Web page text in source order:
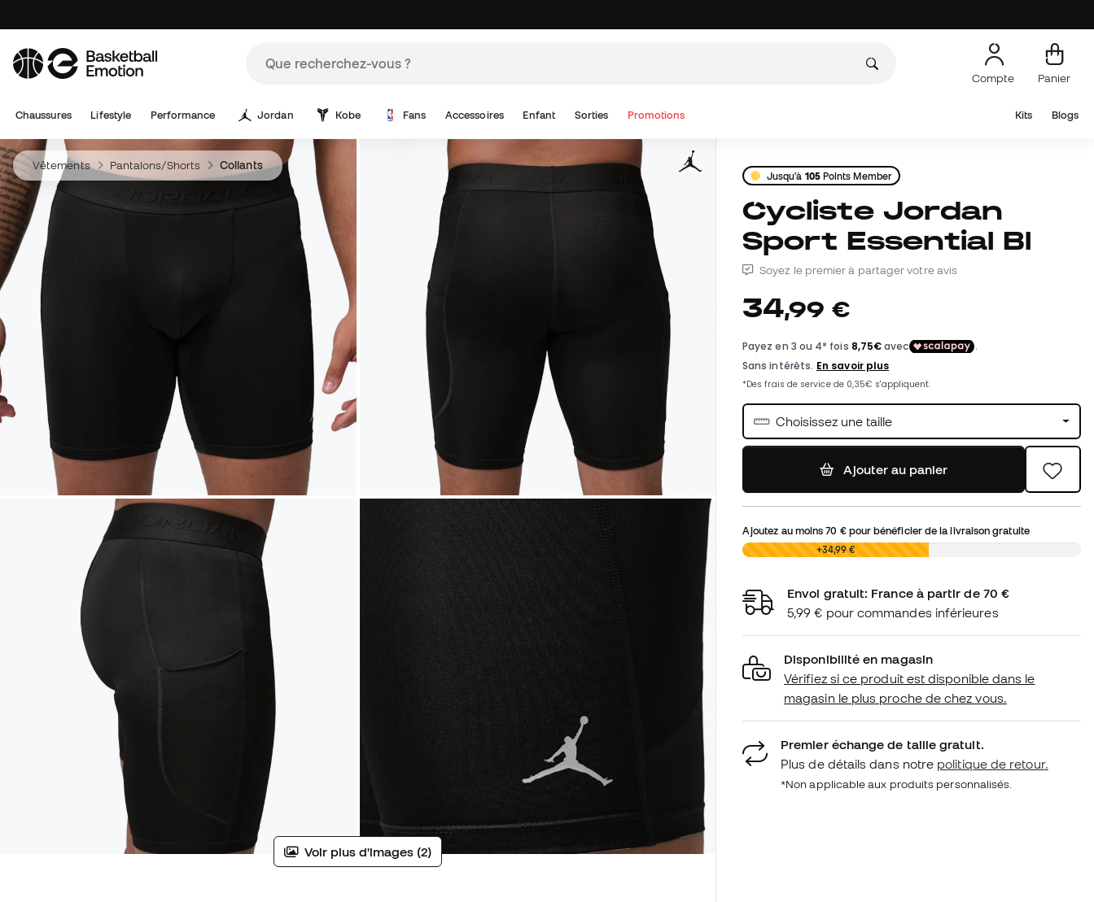
Compte Panier
Chaussures Lifestyle Performance Jordan Kobe Fans Accessoires Enfant Sorties Promotions Kits Blogs
Vêtements Pantalons/Shorts Collants
Voir plus d'images (2)
Jusqu'à 105Points Member
Cycliste Jordan
Sport Essential Bl
Soyez le premier à partager votre avis
34,99 €
Choisissez une taille
Ajouter au panier
Ajoutez au moins70 €pour bénéficier de la livraison gratuite
0,00 € +34,99 €
Envoi gratuit: France à partir de 70 €
5,99 € pour commandes inférieures
Disponibilité en magasin
Vérifiez si ce produit est disponible dans le
magasin le plus proche de chez vous.
Premier échange de taille gratuit.
Plus de détails dans notre politique de retour.
*Non applicable aux produits personnalisés.